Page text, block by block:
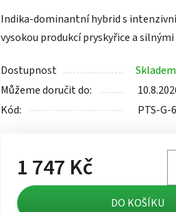
je
0,0
5
hvězdiček.
Indika-dominantní hybrid s
vysokou produkcí pryskyřice a
Dostupnost Skladem
Můžeme doručit do:
Kód:
PTS-G-6
1 747 Kč
Měrná cena:
DO KOŠÍKU